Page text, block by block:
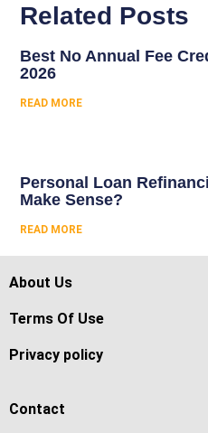
Related Posts
Best No Annual Fee
2026
READ MORE
Personal Loan
Make Sense?
READ MORE
About Us
Terms Of Use
Privacy policy
Contact